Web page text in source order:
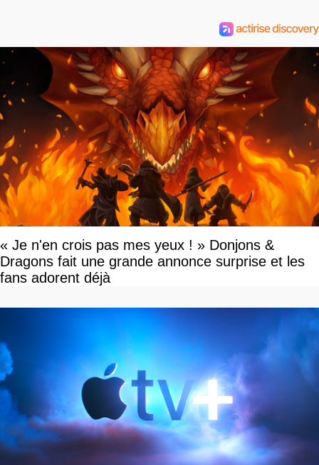
« Je n'en crois pas mes yeux ! » Donjons &
Dragons fait une grande annonce surprise et les
fans adorent déjà